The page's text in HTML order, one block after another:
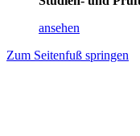
ansehen
Zum Seitenfuß springen